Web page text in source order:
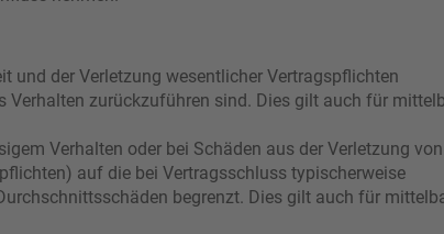
und der Verletzung wesentlicher Vertragspflichten
zurückzuführen sind. Dies gilt auch für
Verhalten oder bei Schäden aus der Verletzung von
auf die bei Vertragsschluss typischerweise
begrenzt. Dies gilt auch für